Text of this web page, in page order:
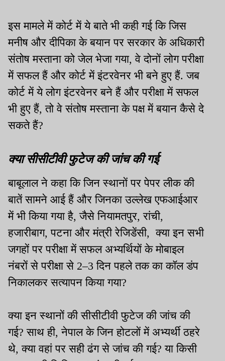
इस मामले में कोर्ट में ये बाते भी कही गई कि जिस
मनीष और दीपिका के बयान पर सरकार के अधिकारी
संतोष मस्ताना को जेल भेजा गया, वे दोनों लोग परीक्षा
में सफल हैं और कोर्ट में इंटरवेनर भी बने हुए हैं. जब
कोर्ट में ये लोग इंटरवेनर बने हैं और परीक्षा में सफल
भी हुए हैं, तो वे संतोष मस्ताना के पक्ष में बयान कैसे दे
सकते हैं?
क्या सीसीटीवी फुटेज की जांच की गई
बाबूलाल ने कहा कि जिन स्थानों पर पेपर लीक की
बातें सामने आई हैं और जिनका उल्लेख एफआईआर
में भी किया गया है, जैसे नियामतपुर, रांची,
हजारीबाग, पटना और मंत्री रेजिडेंसी, क्या इन सभी
जगहों पर परीक्षा में सफल अभ्यर्थियों के मोबाइल
नंबरों से परीक्षा से 2–3 दिन पहले तक का कॉल डंप
निकालकर सत्यापन किया गया?
क्या इन स्थानों की सीसीटीवी फुटेज की जांच की
गई? साथ ही, नेपाल के जिन होटलों में अभ्यर्थी ठहरे
थे, क्या वहां पर सही ढंग से जांच की गई? या किसी